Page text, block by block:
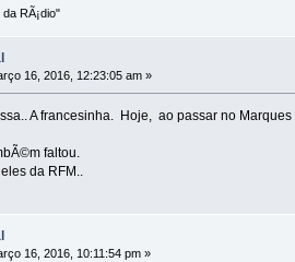
RÃ¡dio"
16, 2016, 12:23:05 am »
A francesinha. Hoje, ao passar no
faltou.
da RFM..
16, 2016, 10:11:54 pm »